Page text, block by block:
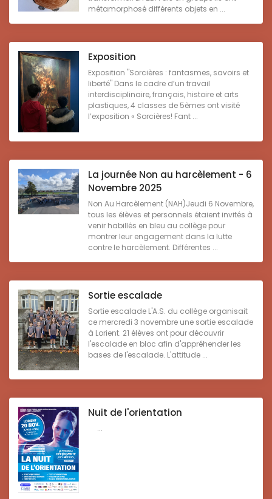
métamorphosé différents objets en ...
Exposition
Exposition "Sorcières : fantasmes, savoirs et
liberté" Dans le cadre d’un travail
interdisciplinaire, français, histoire et arts
plastiques, 4 classes de 5èmes ont visité
l’exposition « Sorcières! Fant ...
La journée Non au harcèlement - 6
Novembre 2025
Non Au Harcèlement (NAH)Jeudi 6 Novembre,
tous les élèves et personnels étaient invités à
venir habillés en bleu au collège pour
montrer leur engagement dans la lutte
contre le harcèlement. Différentes ...
Sortie escalade
Sortie escalade L'A.S. du collège organisait
ce mercredi 3 novembre une sortie escalade
à Lorient. 21 élèves ont pour découvrir
l'escalade en bloc afin d'appréhender les
bases de l'escalade. L'attitude ...
Nuit de l'orientation
...